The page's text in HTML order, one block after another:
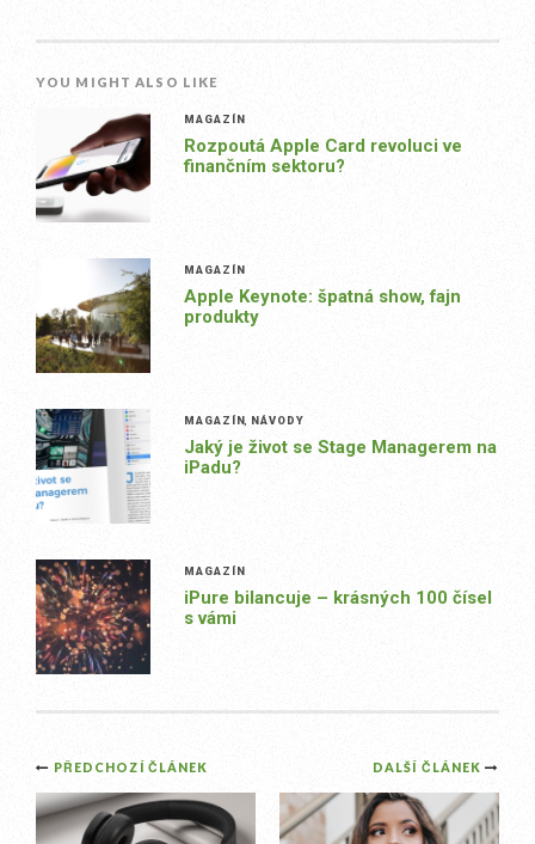
YOU MIGHT ALSO LIKE
MAGAZÍN
Rozpoutá Apple Card revoluci ve
finančním sektoru?
MAGAZÍN
Apple Keynote: špatná show, fajn
produkty
MAGAZÍN NÁVODY
Jaký je život se Stage Managerem na
iPadu?
MAGAZÍN
iPure bilancuje – krásných 100 čísel
s vámi
Post
navigation
DALŠÍ ČLÁNEK
PŘEDCHOZÍ ČLÁNEK